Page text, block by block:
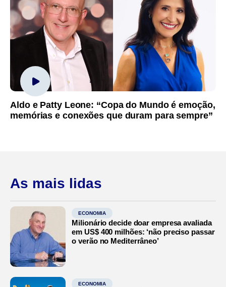
Aldo e Patty Leone: “Copa do Mundo é emoção,
memórias e conexões que duram para sempre”
As mais lidas
ECONOMIA
Milionário decide doar empresa avaliada
em US$ 400 milhões: ‘não preciso passar
o verão no Mediterrâneo’
ECONOMIA